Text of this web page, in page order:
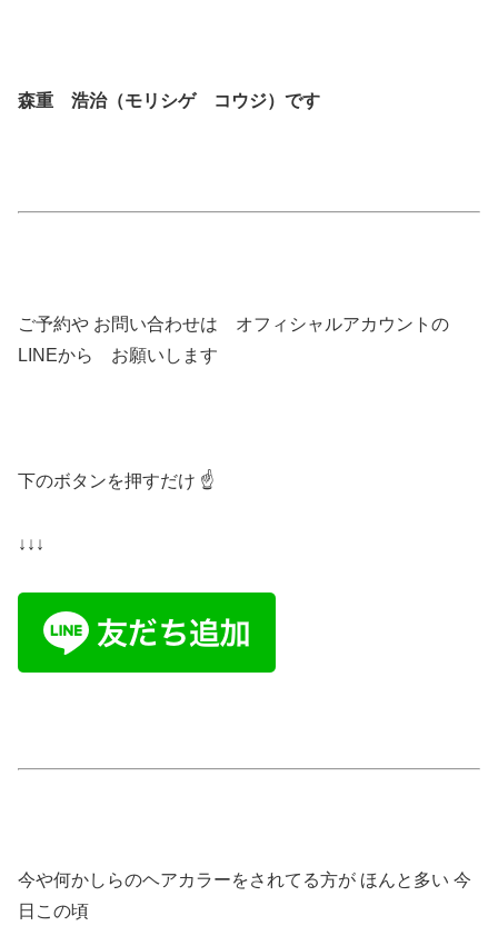
森重 浩治（モリシゲ コウジ）です
ご予約や お問い合わせは オフィシャルアカウントの
LINEから お願いします
下のボタンを押すだけ ☝️
↓↓↓
今や何かしらのヘアカラーをされてる方が ほんと多い 今
日この頃